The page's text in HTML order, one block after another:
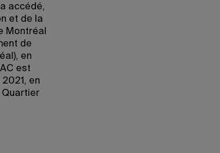
accédé,
et de la
Montréal
de
en
est
en
Quartier